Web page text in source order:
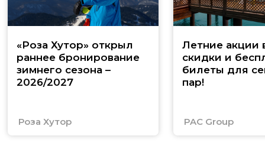
«Роза Хутор» открыл
раннее бронирование
зимнего сезона –
2026/2027
Роза Хутор
Летние акции
скидки и
билеты для
пар!
PAC Group